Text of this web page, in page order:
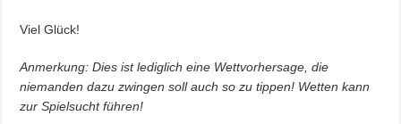
Viel Glück!
Anmerkung: Dies ist lediglich eine Wettvorhersage, die
niemanden dazu zwingen soll auch so zu tippen! Wetten kann
zur Spielsucht führen!